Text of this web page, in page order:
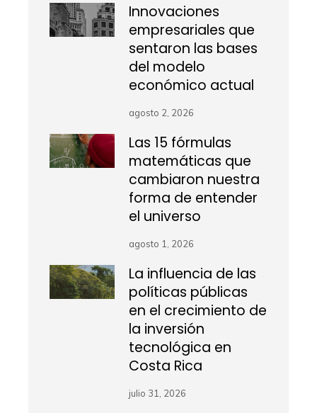
Innovaciones
empresariales que
sentaron las bases
del modelo
económico actual
agosto 2, 2026
Las 15 fórmulas
matemáticas que
cambiaron nuestra
forma de entender
el universo
agosto 1, 2026
La influencia de las
políticas públicas
en el crecimiento de
la inversión
tecnológica en
Costa Rica
julio 31, 2026